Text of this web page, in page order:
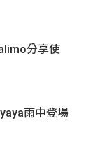
分享使
雨中登場